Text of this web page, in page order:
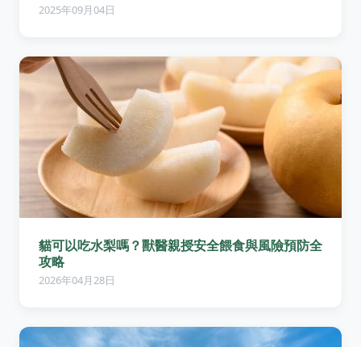
2025年09月04日
貓可以吃水梨嗎？獸醫親授安全餵食與風險預防全
攻略
2026年04月28日